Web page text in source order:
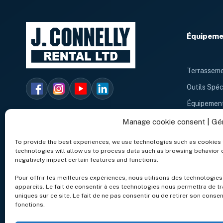
Manage cookie consent |
To provide the best experiences, we use technologies such as
technologies will allow us to process data such as browsing behavior
negatively impact certain features and functions.
Pour offrir les meilleures expériences, nous utilisons des
appareils. Le fait de consentir à ces technologies nous permettra de
uniques sur ce site. Le fait de ne pas consentir ou de retirer son
fonctions.
Outils
Location